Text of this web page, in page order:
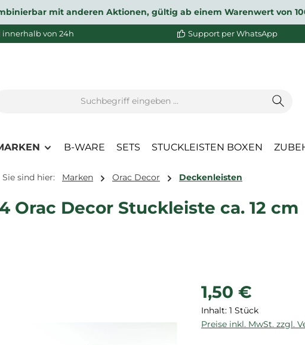
mit anderen Aktionen, gültig ab einem Warenwert von
innerhalb von 24h Support per WhatsApp
B-WARE SETS STUCKLEISTEN BOXEN
Sie sind hier: Marken Orac Decor Deckenleisten
Orac Decor Stuckleiste ca. 12 cm
Regulärer Preis:
1,50 €
Inhalt: 1 Stück
Preise inkl. MwSt. zzgl.